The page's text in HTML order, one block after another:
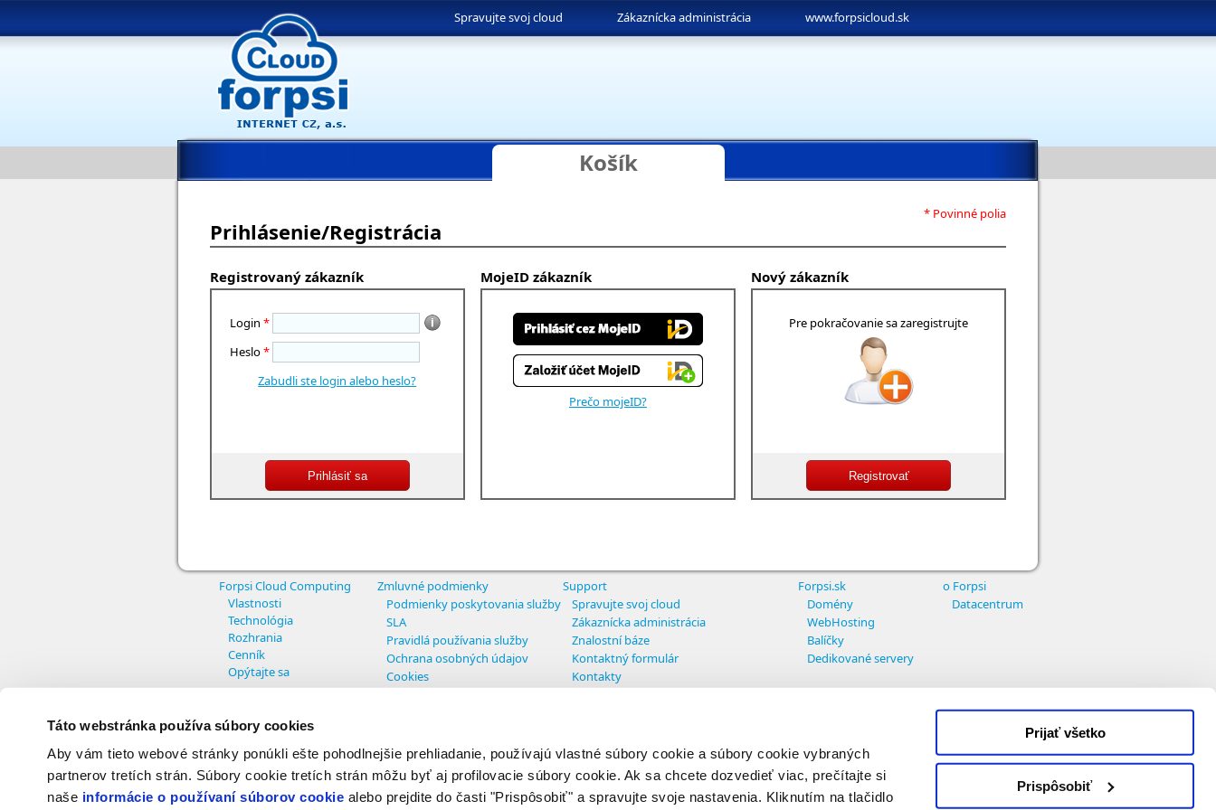
Táto webstránka používa súbory cookies
Aby vám tieto webové stránky ponúkli ešte pohodlnejšie prehliadanie, používajú vlastné súbory cookie a súbory cookie vybraných
partnerov tretích strán. Súbory cookie tretích strán môžu byť aj profilovacie súbory cookie. Ak sa chcete dozvedieť viac, prečítajte si
naše informácie o používaní súborov cookie alebo prejdite do časti "Prispôsobiť" a spravujte svoje nastavenia. Kliknutím na tlačidlo
Prijať všetko
Prispôsobiť
Spravujte svoj cloud Zákaznícka administrácia www.forpsicloud.sk
Košík
* Povinné polia
Prihlásenie/Registrácia
Registrovaný zákazník
Login *
Heslo*
Zabudli ste login alebo heslo?
MojeID zákazník
Prečo mojeID?
Nový zákazník
Pre pokračovanie sa zaregistrujte
Forpsi Cloud Computing
Vlastnosti
Technológia
Rozhrania
Cenník
Opýtajte sa
Zmluvné podmienky
Podmienky poskytovania služby
SLA
Pravidlá používania služby
Ochrana osobných údajov
Cookies
Support
Spravujte svoj cloud
Zákaznícka administrácia
Znalostní báze
Kontaktný formulár
Kontakty
Forpsi.sk
Domény
WebHosting
Balíčky
Dedikované servery
o Forpsi
Datacentrum
© Copyright INTERNET CZ, a.s. - All rights reserved